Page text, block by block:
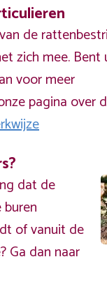
de
zich mee. Bent
voor meer
pagina over
dat de
of vanuit de
Ga dan naar